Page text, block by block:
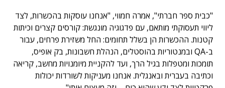
"כבית ספר חברתי", אמרה חמווי, "אנחנו עוסקות בהכשרות, לצד
ליווי תעסוקתי מותאם, עם פדגוגיה מונגשת: קורסים קצרים וכיתות
קטנות. ההכשרות הן בשלל תחומים: החל משזירת פרחים, עבור
ב-QA ובמנטוריות בהוסטלים, הנהלת חשבונות, בק אופיס,
תומכות ומטפלות בגיל הרך, ועד להקניית מיומנויות מחשב, קריאה
וכתיבה בעברית ובאנגלית. אנחנו מעניקות לשורדות יכולות